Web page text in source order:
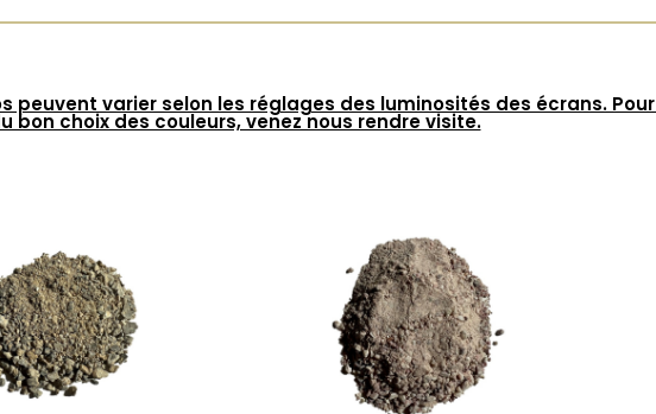
peuvent varier selon les réglages des luminosités des écrans.
bon choix des couleurs, venez nous rendre visite.